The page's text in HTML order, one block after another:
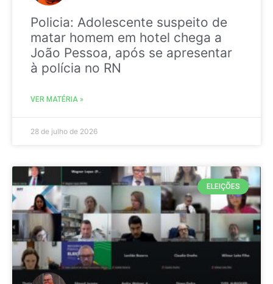
Policia: Adolescente suspeito de
matar homem em hotel chega a
João Pessoa, após se apresentar
à polícia no RN
VER MATÉRIA »
28 de julho de 2026
ELEIÇÕES